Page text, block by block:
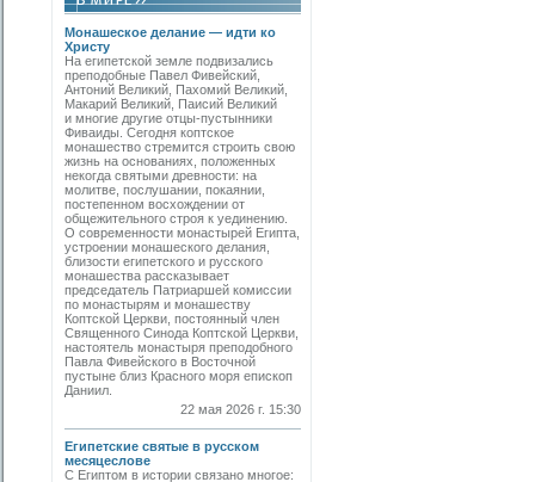
Монашеское делание — идти ко
Христу
На египетской земле подвизались
преподобные Павел Фивейский,
Антоний Великий, Пахомий Великий,
Макарий Великий, Паисий Великий
и многие другие отцы-пустынники
Фиваиды. Сегодня коптское
монашество стремится строить свою
жизнь на основаниях, положенных
некогда святыми древности: на
молитве, послушании, покаянии,
постепенном восхождении от
общежительного строя к уединению.
О современности монастырей Египта,
устроении монашеского делания,
близости египетского и русского
монашества рассказывает
председатель Патриаршей комиссии
по монастырям и монашеству
Коптской Церкви, постоянный член
Священного Синода Коптской Церкви,
настоятель монастыря преподобного
Павла Фивейского в Восточной
пустыне близ Красного моря епископ
Даниил.
22 мая 2026 г. 15:30
Египетские святые в русском
месяцеслове
С Египтом в истории связано многое: